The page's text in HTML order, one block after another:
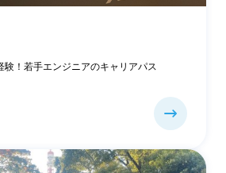
験！若手エンジニアのキャリアパス